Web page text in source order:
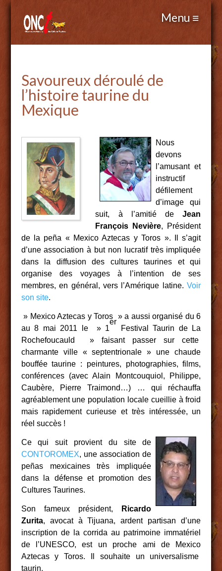
Savoureux déroulé de
l’histoire taurine du
Mexique
Nous
devons
l’amusant et
instructif
défilement
d’image qui
suit, à l’amitié deJean
François Nevière, Président
de la peña « Mexico Aztecas y Toros ». Il s’agit
d’une association à but non lucratif très impliquée
dans la diffusion des cultures taurines et qui
organise des voyages à l’intention de ses
membres, en général, vers l’Amérique latine. Voir
son site.
» Mexico Aztecas y Toros » a aussi organisé du 6
au 8 mai 2011 le » 1
er
Festival Taurin de La
Rochefoucauld » faisant passer sur cette
charmante ville « septentrionale » une chaude
bouffée taurine : peintures, photographies, films,
conférences (avec Alain Montcouquiol, Philippe,
Caubère, Pierre Traimond…) … qui réchauffa
agréablement une population locale cueillie à froid
mais rapidement curieuse et très intéressée, un
réel succès !
Ce qui suit provient du site de
CONTOROMEX, une association de
peñas mexicaines très impliquée
dans la défense et promotion des
Cultures Taurines.
Son fameux président,
Ricardo
Zurita, avocat à Tijuana, ardent partisan d’une
inscription de la corrida au patrimoine immatériel
de l’UNESCO, est un proche ami de Mexico
Aztecas y Toros. Il souhaite un universalisme
taurin.